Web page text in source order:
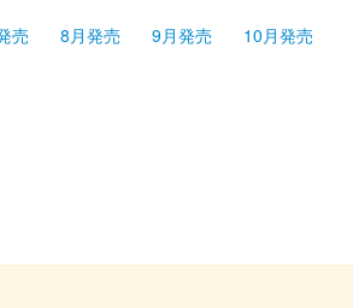
売 8月発売 9月発売 10月発売